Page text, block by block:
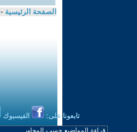
الصفحة الرئيسية -
تابعونا على: الفيسبوك